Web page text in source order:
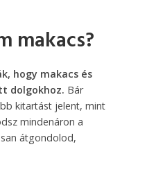
makacs?
hogy makacs és
dolgokhoz. Bár
kitartást jelent, mint
mindenáron a
átgondolod,